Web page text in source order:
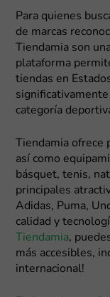
Para quienes
de marcas
Tiendamia son
plataforma
tiendas en
categoría
Tiendamia
así como
básquet, tenis,
principales
Adidas, Puma,
calidad y
Tiendamia,
más accesibles,
internacional!